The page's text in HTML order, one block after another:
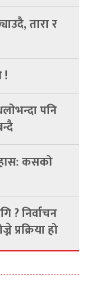
तारा र
!
पनि
कसको
? निर्वाचन
प्रक्रिया हो